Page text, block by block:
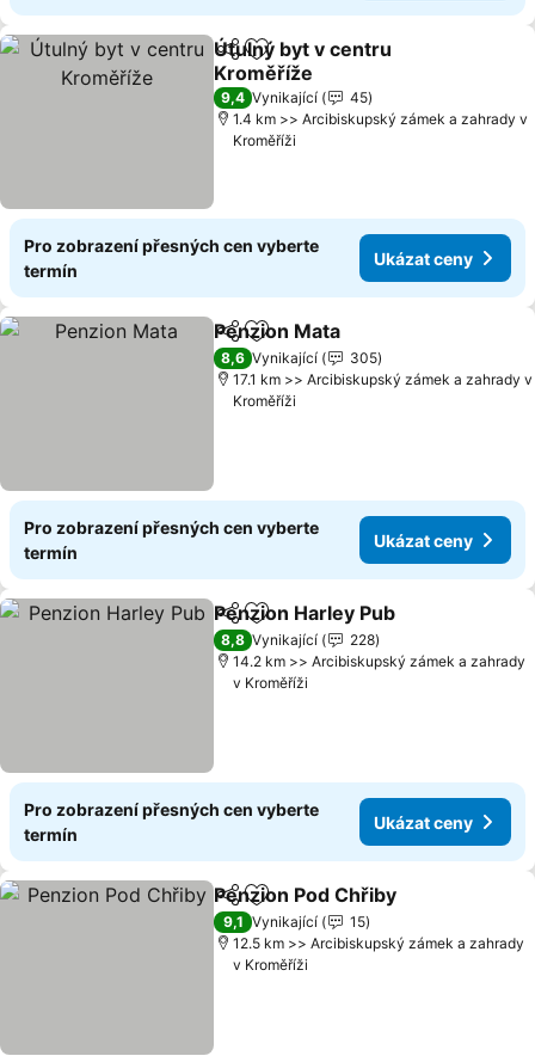
SdíletPřidat na seznam oblíbených
Útulný byt v centru
Kroměříže
Ukázat ceny
9,4 Vynikající
45
1.4 km >> Arcibiskupský zámek a zahrady v
Kroměříži
Pro zobrazení přesných cen vyberte
termín
Ukázat ceny
SdíletPřidat na seznam oblíbených
Penzion Mata
8,6 Vynikající
305
17.1 km >> Arcibiskupský zámek a zahrady v
Kroměříži
Pro zobrazení přesných cen vyberte
termín
Ukázat ceny
SdíletPřidat na seznam oblíbených
Penzion Harley Pub
8,8 Vynikající
228
14.2 km >> Arcibiskupský zámek a zahrady
v Kroměříži
Pro zobrazení přesných cen vyberte
termín
Ukázat ceny
SdíletPřidat na seznam oblíbených
Penzion Pod Chřiby
9,1 Vynikající
15
12.5 km >> Arcibiskupský zámek a zahrady
v Kroměříži